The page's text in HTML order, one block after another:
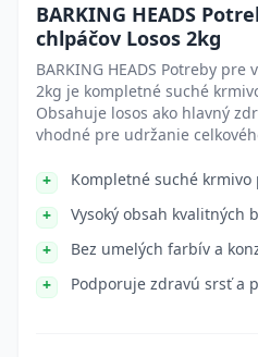
BARKING HEADS
chlpáčov Losos 2kg
BARKING HEADS Potreby pre
2kg je kompletné suché
Obsahuje losos ako hlavný
vhodné pre udržanie
Kompletné suché krmivo
Vysoký obsah kvalitných
Bez umelých farbív a
Podporuje zdravú srsť a